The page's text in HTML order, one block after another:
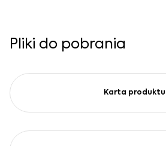
Pliki do pobrania
Karta produktu